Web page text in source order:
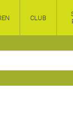
CLUB